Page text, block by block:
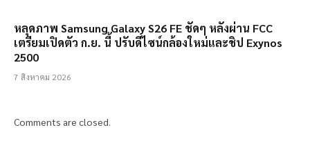
หลุดภาพ Samsung Galaxy S26 FE ชัดๆ หลังผ่าน FCC
เตรียมเปิดตัว ก.ย. นี้ ปรับดีไซน์กล้องใหม่และชิป Exynos
2500
7 สิงหาคม 2026
Comments are closed.